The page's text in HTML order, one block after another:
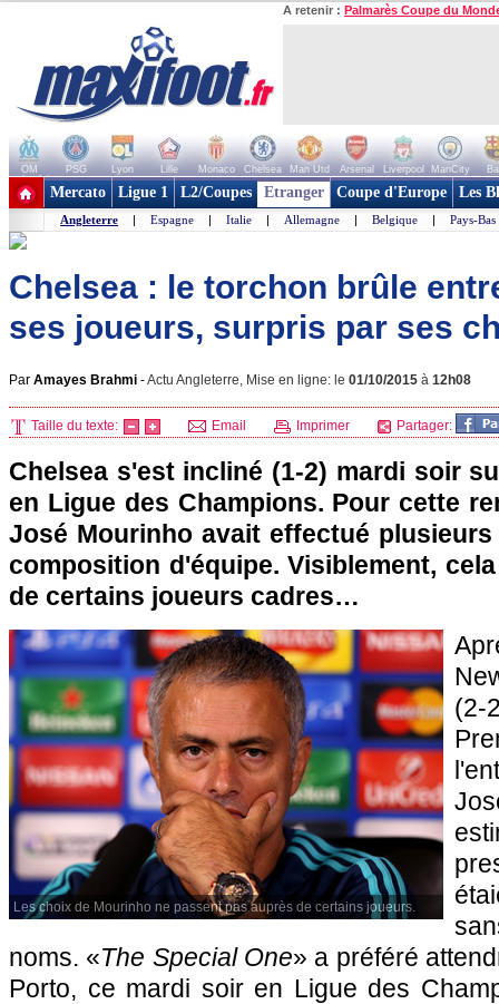
A retenir : Palmarès Coupe du
OM PSG Lyon Lille Monaco Chelsea Man Utd Arsenal Liverpool ManCity
+ de clubs
Mercato Ligue 1 L2/Coupes Etranger Coupe d'Europe Les
Angleterre | Espagne | Italie | Allemagne | Belgique | Pays-Bas
Chelsea : le torchon brûle
ses joueurs, surpris par ses
Par Amayes Brahmi -Actu Angleterre, Mise en ligne: le 01/10/2015 à 12h08
Taille du texte: Email Imprimer Partager:
Chelsea s'est incliné (1-2) mardi soir
en Ligue des Champions. Pour cette
José Mourinho avait effectué
composition d'équipe. Visiblement,
de certains joueurs cadres…
Les choix de Mourinho ne passent pas auprès de certains joueurs.
(2-
noms. «The Special One» a préféré
Porto, ce mardi soir en Ligue des